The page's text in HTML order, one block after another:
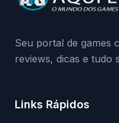
medidas contra
Seu portal de games
reviews, dicas e tudo
Links Rápidos